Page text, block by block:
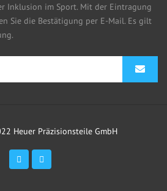
Inklusion im Sport. Mit der Eintragung
Sie die Bestätigung per E-Mail. Es gilt
Heuer Präzisionsteile GmbH